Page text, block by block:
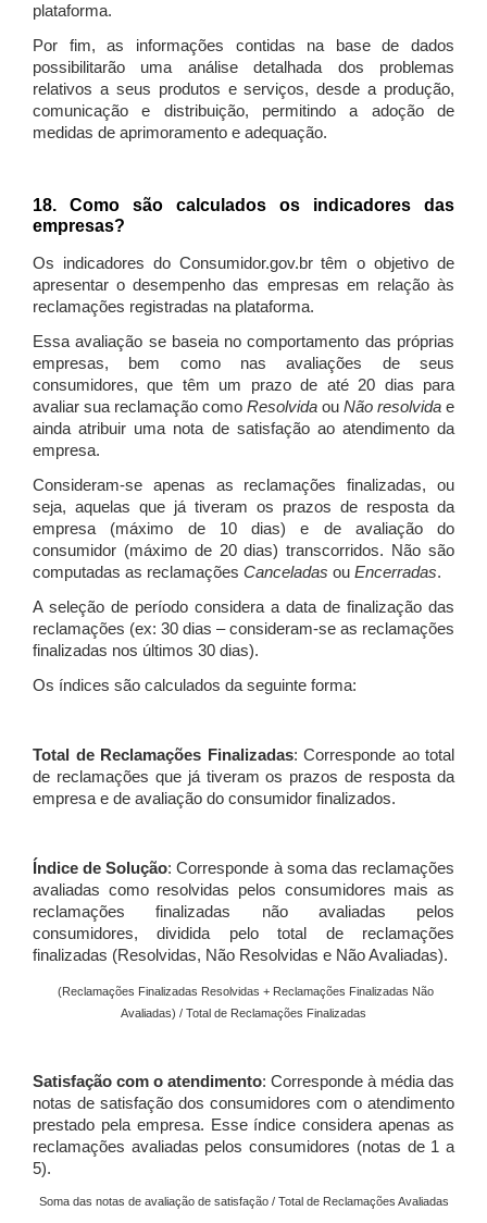
plataforma.
Por fim, as informações contidas na base de dados
possibilitarão uma análise detalhada dos problemas
relativos a seus produtos e serviços, desde a produção,
comunicação e distribuição, permitindo a adoção de
medidas de aprimoramento e adequação.
18. Como são calculados os indicadores das
empresas?
Os indicadores do Consumidor.gov.br têm o objetivo de
apresentar o desempenho das empresas em relação às
reclamações registradas na plataforma.
Essa avaliação se baseia no comportamento das próprias
empresas, bem como nas avaliações de seus
consumidores, que têm um prazo de até 20 dias para
avaliar sua reclamação como Resolvida ou Não resolvida e
ainda atribuir uma nota de satisfação ao atendimento da
empresa.
Consideram-se apenas as reclamações finalizadas, ou
seja, aquelas que já tiveram os prazos de resposta da
empresa (máximo de 10 dias) e de avaliação do
consumidor (máximo de 20 dias) transcorridos. Não são
computadas as reclamações Canceladas ou Encerradas.
A seleção de período considera a data de finalização das
reclamações (ex: 30 dias – consideram-se as reclamações
finalizadas nos últimos 30 dias).
Os índices são calculados da seguinte forma:
Total de Reclamações Finalizadas: Corresponde ao total
de reclamações que já tiveram os prazos de resposta da
empresa e de avaliação do consumidor finalizados.
Índice de Solução: Corresponde à soma das reclamações
avaliadas como resolvidas pelos consumidores mais as
reclamações finalizadas não avaliadas pelos
consumidores, dividida pelo total de reclamações
finalizadas (Resolvidas, Não Resolvidas e Não Avaliadas).
(Reclamações Finalizadas Resolvidas + Reclamações Finalizadas Não
Avaliadas) / Total de Reclamações Finalizadas
Satisfação com o atendimento: Corresponde à média das
notas de satisfação dos consumidores com o atendimento
prestado pela empresa. Esse índice considera apenas as
reclamações avaliadas pelos consumidores (notas de 1 a
5).
Soma das notas de avaliação de satisfação / Total de Reclamações Avaliadas